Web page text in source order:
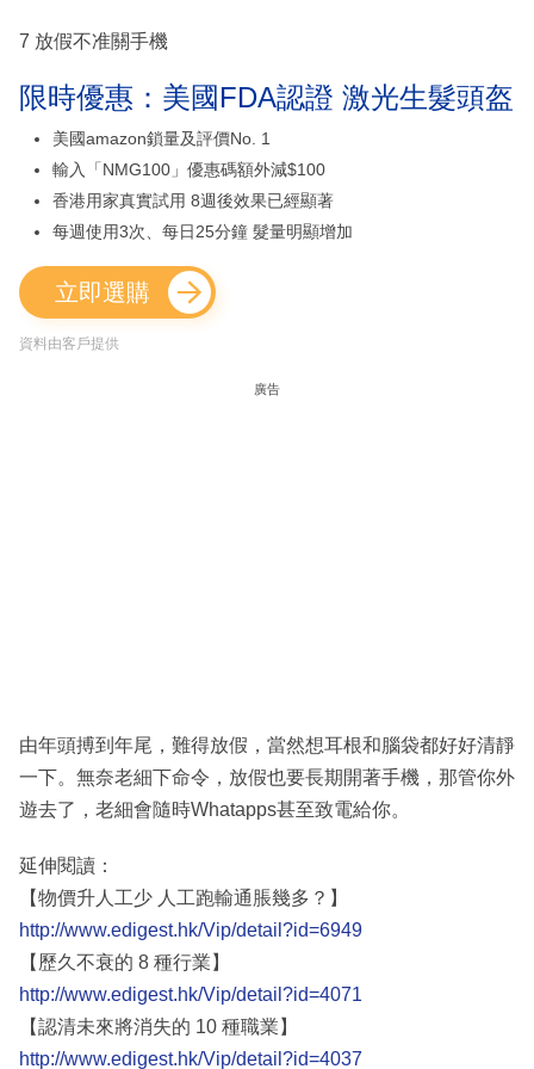
7 放假不准關手機
限時優惠：美國FDA認證 激光生髮頭盔
美國amazon鎖量及評價No. 1
輸入「NMG100」優惠碼額外減$100
香港用家真實試用 8週後效果已經顯著
每週使用3次、每日25分鐘 髮量明顯增加
立即選購
資料由客戶提供
廣告
由年頭搏到年尾，難得放假，當然想耳根和腦袋都好好清靜
一下。無奈老細下命令，放假也要長期開著手機，那管你外
遊去了，老細會隨時Whatapps甚至致電給你。
延伸閱讀：
【物價升人工少 人工跑輸通脹幾多？】
http://www.edigest.hk/Vip/detail?id=6949
【歷久不衰的 8 種行業】
http://www.edigest.hk/Vip/detail?id=4071
【認清未來將消失的 10 種職業】
http://www.edigest.hk/Vip/detail?id=4037